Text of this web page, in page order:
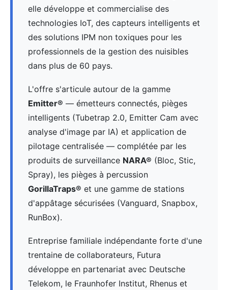
elle développe et commercialise des
technologies IoT, des capteurs intelligents et
des solutions IPM non toxiques pour les
professionnels de la gestion des nuisibles
dans plus de 60 pays.
L'offre s'articule autour de la gamme
Emitter® — émetteurs connectés, pièges
intelligents (Tubetrap 2.0, Emitter Cam avec
analyse d'image par IA) et application de
pilotage centralisée — complétée par les
produits de surveillance NARA® (Bloc, Stic,
Spray), les pièges à percussion
GorillaTraps® et une gamme de stations
d'appâtage sécurisées (Vanguard, Snapbox,
RunBox).
Entreprise familiale indépendante forte d'une
trentaine de collaborateurs, Futura
développe en partenariat avec Deutsche
Telekom, le Fraunhofer Institut, Rhenus et